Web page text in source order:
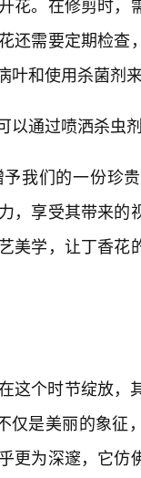
还需要定期检查
叶和使用杀菌剂
以通过喷洒杀虫
我们的一份珍
，享受其带来的
美学，让丁香花
这个时节绽放，
仅是美丽的象
更为深邃，它仿